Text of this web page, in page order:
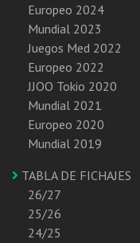
Europeo 2024
Mundial 2023
Juegos Med 2022
Europeo 2022
JJOO Tokio 2020
Mundial 2021
Europeo 2020
Mundial 2019
TABLA DE FICHAJES
26/27
25/26
24/25